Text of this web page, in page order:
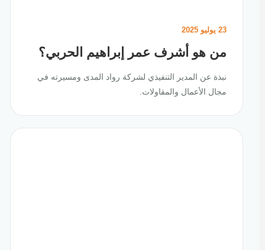
23 يوليو 2025
من هو أشرف عمر إبراهيم الحربي؟
نبذة عن المدير التنفيذي لشركة رواد المدى ومسيرته في
مجال الأعمال والمقاولات.